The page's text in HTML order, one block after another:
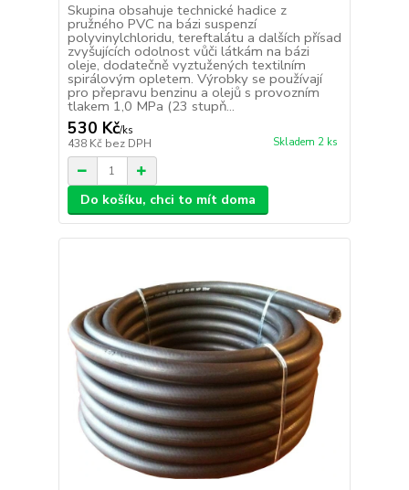
Skupina obsahuje technické hadice z
pružného PVC na bázi suspenzí
polyvinylchloridu, tereftalátu a dalších přísad
zvyšujících odolnost vůči látkám na bázi
oleje, dodatečně vyztužených textilním
spirálovým opletem. Výrobky se používají
pro přepravu benzinu a olejů s provozním
tlakem 1,0 MPa (23 stupň...
530 Kč/ks
438 Kč bez DPH Skladem 2 ks
Do košíku, chci to mít doma